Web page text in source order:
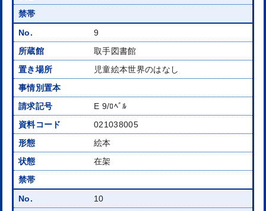
9
取手図書館
児童絵本世界のはなし
E 9/ﾛﾍﾞﾙ
021038005
絵本
在架
10